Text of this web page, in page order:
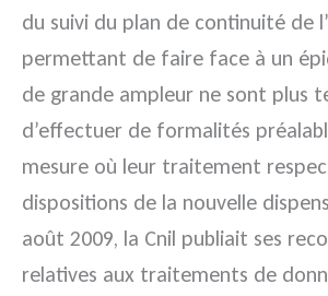
du suivi du plan de continuité de
permettant de faire face à un
de grande ampleur ne sont plus
d’effectuer de formalités
mesure où leur traitement
dispositions de la nouvelle
août 2009, la Cnil publiait ses
relatives aux traitements de